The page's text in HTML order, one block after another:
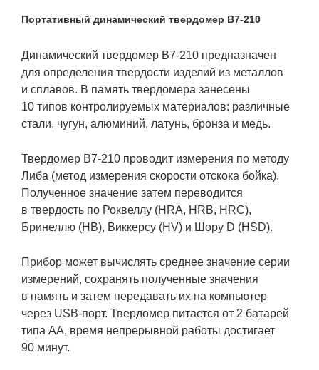
Портативный динамический твердомер В7-210
Динамический твердомер В7-210 предназначен
для определения твердости изделий из металлов
и сплавов. В память твердомера занесены
10 типов контролируемых материалов: различные
стали, чугун, алюминий, латунь, бронза и медь.
Твердомер В7-210 проводит измерения по методу
Либа (метод измерения скорости отскока бойка).
Полученное значение затем переводится
в твердость по Роквеллу (HRA, HRB, HRC),
Бринеллю (HB), Виккерсу (HV) и Шору D (HSD).
Прибор может вычислять среднее значение серии
измерений, сохранять полученные значения
в память и затем передавать их на компьютер
через USB-порт. Твердомер питается от 2 батарей
типа АА, время непрерывной работы достигает
90 минут.